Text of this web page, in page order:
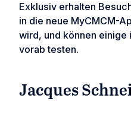
Exklusiv erhalten
in die neue MyCMCM-
wird, und können einige
vorab testen.
Jacques